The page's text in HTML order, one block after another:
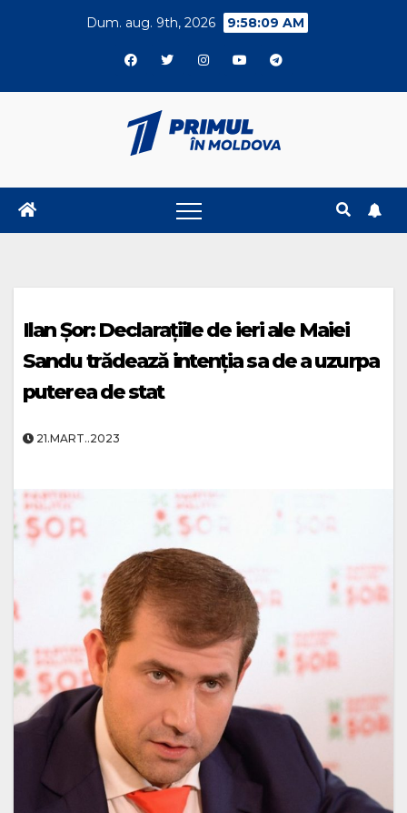
Dum. aug. 9th, 2026 9:58:09 AM
Ilan Șor: Declarațiile de ieri ale Maiei
Sandu trădează intenția sa de a uzurpa
puterea de stat
21.MART..2023